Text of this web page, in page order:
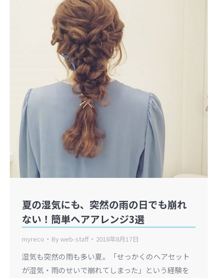
夏の湿気にも、突然の雨の日でも崩れ
ない！簡単ヘアアレンジ3選
myreco Byweb-staff 2018年8月17日
湿気も突然の雨も多い夏。「せっかくのヘアセット
が湿気・雨のせいで崩れてしまった」という経験を